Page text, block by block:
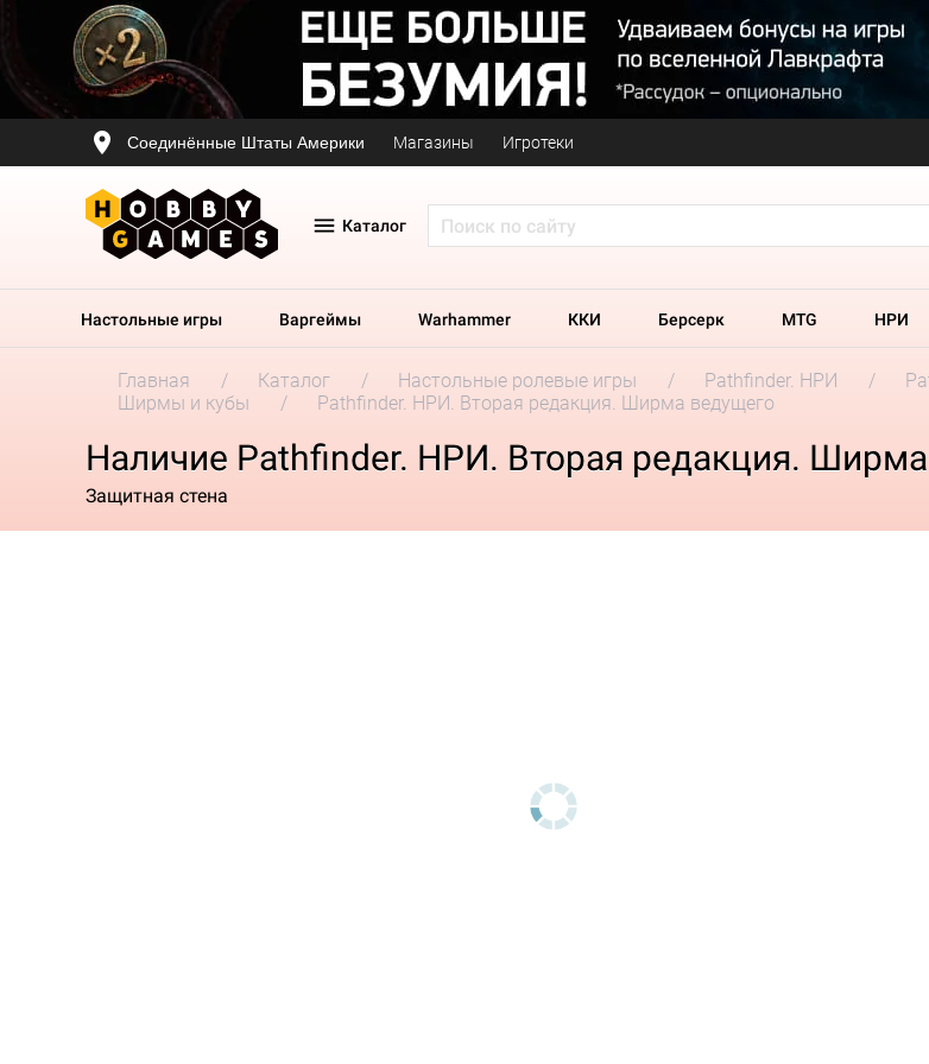
Соединённые Штаты Америки Магазины Игротеки
Каталог
Настольные игры Варгеймы Warhammer ККИ Берсерк MTG НРИ
Главная Каталог Настольные ролевые игры Pathfinder. НРИ
Ширмы и кубы
Pathfinder. НРИ. Вторая редакция. Ширма ведущего
Наличие Pathfinder. НРИ. Вторая редакция.
Защитная стена